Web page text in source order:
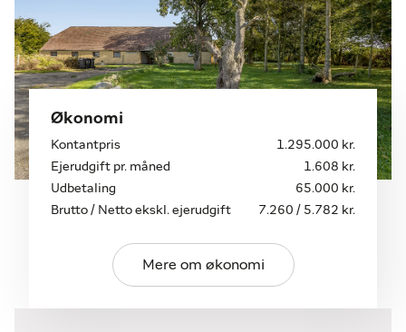
hvor du finder et bredt udvalg af
butikker, caféer og station med tog og
busforbindelse.
Økonomi
Kontantpris
1.295.000 kr.
Ejerudgift pr. måned
1.608 kr.
Udbetaling
65.000 kr.
Brutto / Netto ekskl. ejerudgift
7.260 / 5.782 kr.
Mere om økonomi